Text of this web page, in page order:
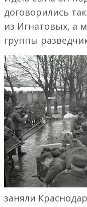
договорились
из Игнатовых, а
группы
заняли